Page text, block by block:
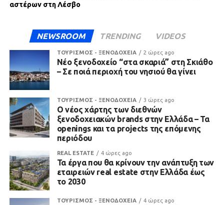
αστέρων στη Λέσβο
NEWSROOM TRENDING VIDEOS
ΤΟΥΡΙΣΜΟΣ - ΞΕΝΟΔΟΧΕΙΑ 2 ώρες ago
Νέο ξενοδοχείο “στα σκαριά” στη Σκιάθο
– Σε ποιά περιοχή του νησιού θα γίνει
ΤΟΥΡΙΣΜΟΣ - ΞΕΝΟΔΟΧΕΙΑ 3 ώρες ago
Ο νέος χάρτης των διεθνών
ξενοδοχειακών brands στην Ελλάδα – Τα
openings και τα projects της επόμενης
περιόδου
REAL ESTATE 4 ώρες ago
Τα έργα που θα κρίνουν την ανάπτυξη των
εταιρειών real estate στην Ελλάδα έως
το 2030
ΤΟΥΡΙΣΜΟΣ - ΞΕΝΟΔΟΧΕΙΑ 4 ώρες ago